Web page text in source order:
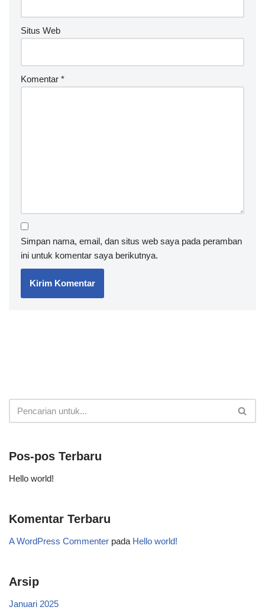
Situs Web
Komentar *
Simpan nama, email, dan situs web saya pada peramban
ini untuk komentar saya berikutnya.
Pos-pos Terbaru
Hello world!
Komentar Terbaru
A WordPress Commenter pada Hello world!
Arsip
Januari 2025